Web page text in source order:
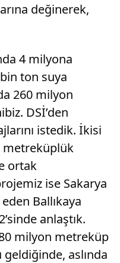
değinerek,
4 milyona
bin ton suya
260 milyon
DSİ’den
istedik. İkisi
metreküplük
ortak
ise Sakarya
Ballıkaya
anlaştık.
80 milyon metreküp
geldiğinde, aslında